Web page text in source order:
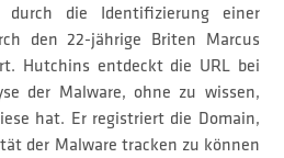
durch die Identifizierung einer
den 22-jährige Briten Marcus
Hutchins entdeckt die URL bei
der Malware, ohne zu wissen,
hat. Er registriert die Domain,
der Malware tracken zu können